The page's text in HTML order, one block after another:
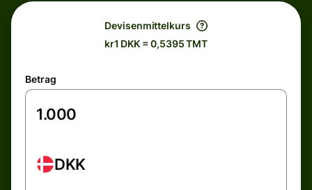
Devisenmittelkurs
kr1 DKK = 0,5395 TMT
Betrag
DKK